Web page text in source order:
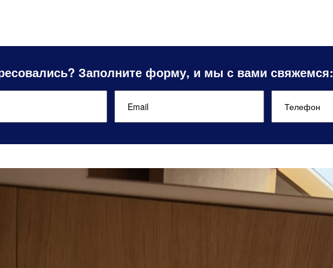
Заполните форму, и мы с вами свяжемся: